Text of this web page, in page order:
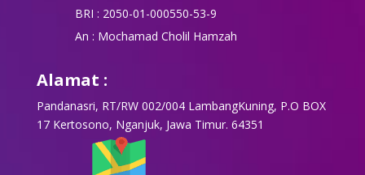
BRI : 2050-01-000550-53-9
An : Mochamad Cholil Hamzah
Alamat :
Pandanasri, RT/RW 002/004 LambangKuning, P.O BOX
17 Kertosono, Nganjuk, Jawa Timur. 64351